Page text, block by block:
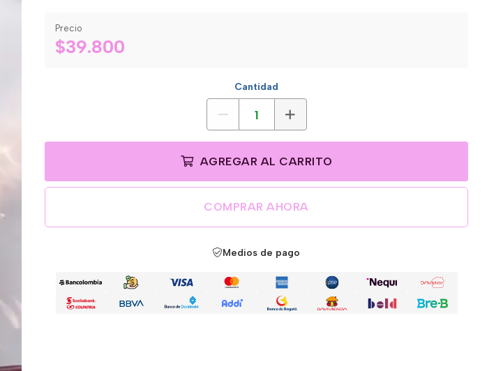
Precio
$39.800
Cantidad
AGREGAR AL CARRITO
COMPRAR AHORA
Medios de pago